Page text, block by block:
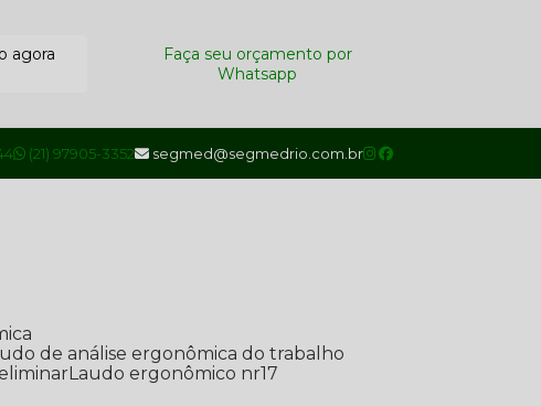
agora
Faça seu orçamento por
Whatsapp
(21) 97905-3352 segmed@segmedrio.com.br
de análise ergonômica do trabalho
Laudo ergonômico nr17